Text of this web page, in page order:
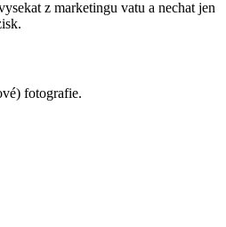
z marketingu vatu a nechat jen
fotografie.